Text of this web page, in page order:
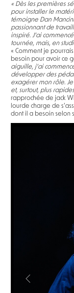
« Dès les premières
pour installer le
témoigne Dan
passionnant de
inspiré. J’ai
tournée, mais, en
« Comment je
besoin pour avoir ce
aiguille, j’ai
développer des
exagérer mon rôle. Je
et, surtout, plus
rapprochée de jack
lourde charge de
dont il a besoin selon